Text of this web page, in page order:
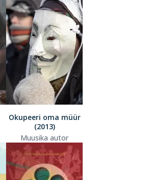
Okupeeri oma müür
(2013)
Muusika autor